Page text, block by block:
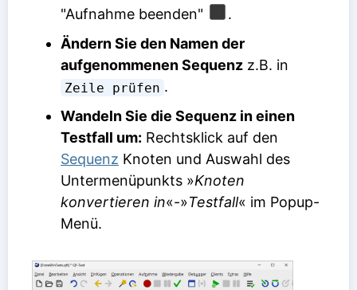
"Aufnahme beenden"
.
Ändern Sie den Namen der
aufgenommenen Sequenz z.B. in
Zeile prüfen .
Wandeln Sie die Sequenz in einen
Testfall um: Rechtsklick auf den
Sequenz Knoten und Auswahl des
Untermenüpunkts »Knoten
konvertieren in«-»Testfall« im Popup-
Menü.